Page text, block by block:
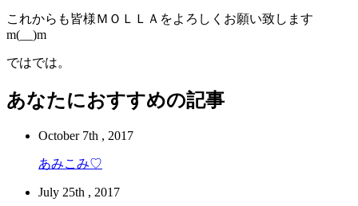
これからも皆様ＭＯＬＬＡをよろしくお願い致します
m(__)m
ではでは。
あなたにおすすめの記事
October 7th , 2017
あみこみ♡
July 25th , 2017